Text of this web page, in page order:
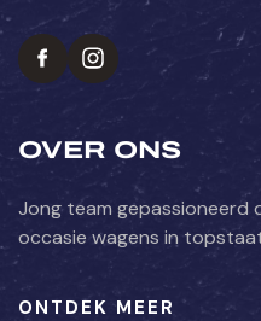
OVER ONS
Jong team gepassioneerd
occasie wagens in
ONTDEK MEER